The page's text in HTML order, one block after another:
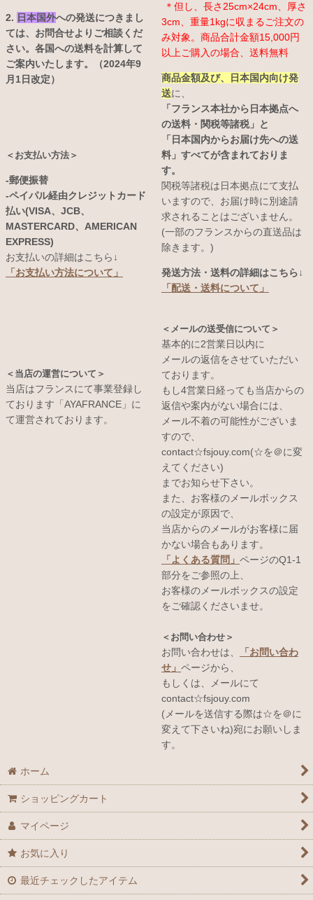
2. 日本国外への発送につきまし
ては、お問合せよりご相談くだ
さい。各国への送料を計算して
ご案内いたします。（2024年9
月1日改定）
＜お支払い方法＞
-郵便振替
-ペイパル経由クレジットカード
払い(VISA、JCB、
MASTERCARD、AMERICAN
EXPRESS)
お支払いの詳細はこちら↓
「お支払い方法について」
＜当店の運営について＞
当店はフランスにて事業登録し
ております「AYAFRANCE」に
て運営されております。
＊但し、長さ25cm×24cm、厚さ
3cm、重量1kgに収まるご注文の
み対象。商品合計金額15,000円
以上ご購入の場合、送料無料
商品金額及び、日本国内向け発
送に、
「フランス本社から日本拠点へ
の送料・関税等諸税」と
「日本国内からお届け先への送
料」すべてが含まれておりま
す。
関税等諸税は日本拠点にて支払
いますので、お届け時に別途請
求されることはございません。
(一部のフランスからの直送品は
除きます。)
発送方法・送料の詳細はこちら↓
「配送・送料について」
＜メールの送受信について＞
基本的に2営業日以内に
メールの返信をさせていただい
ております。
もし4営業日経っても当店からの
返信や案内がない場合には、
メール不着の可能性がございま
すので、
contact☆fsjouy.com(☆を＠に変
えてください)
までお知らせ下さい。
また、お客様のメールボックス
の設定が原因で、
当店からのメールがお客様に届
かない場合もあります。
「よくある質問」 ページのQ1-1
部分をご参照の上、
お客様のメールボックスの設定
をご確認くださいませ。
＜お問い合わせ＞
お問い合わせは、
「お問い合わ
せ」 ページから、
もしくは、メールにて
contact☆fsjouy.com
(メールを送信する際は☆を＠に
変えて下さいね)宛にお願いしま
す。
ホーム
ショッピングカート
マイページ
お気に入り
最近チェックしたアイテム